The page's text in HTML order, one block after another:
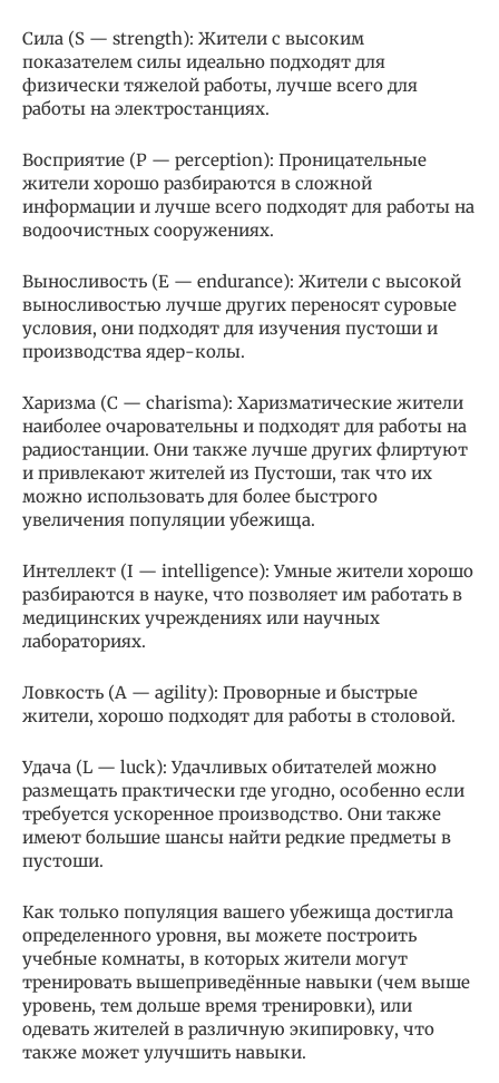
Сила (S — strength): Жители с высоким
показателем силы идеально подходят для
физически тяжелой работы, лучше всего для
работы на электростанциях.
Восприятие (P — perception): Проницательные
жители хорошо разбираются в сложной
информации и лучше всего подходят для работы на
водоочистных сооружениях.
Выносливость (E — endurance): Жители с высокой
выносливостью лучше других переносят суровые
условия, они подходят для изучения пустоши и
производства ядер-колы.
Харизма (C — charisma): Харизматические жители
наиболее очаровательны и подходят для работы на
радиостанции. Они также лучше других флиртуют
и привлекают жителей из Пустоши, так что их
можно использовать для более быстрого
увеличения популяции убежища.
Интеллект (I — intelligence): Умные жители хорошо
разбираются в науке, что позволяет им работать в
медицинских учреждениях или научных
лабораториях.
Ловкость (A — agility): Проворные и быстрые
жители, хорошо подходят для работы в столовой.
Удача (L — luck): Удачливых обитателей можно
размещать практически где угодно, особенно если
требуется ускоренное производство. Они также
имеют большие шансы найти редкие предметы в
пустоши.
Как только популяция вашего убежища достигла
определенного уровня, вы можете построить
учебные комнаты, в которых жители могут
тренировать вышеприведённые навыки (чем выше
уровень, тем дольше время тренировки), или
одевать жителей в различную экипировку, что
также может улучшить навыки.